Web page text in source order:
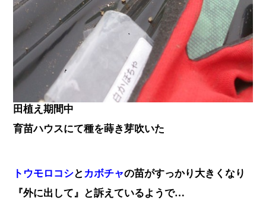
田植え期間中
育苗ハウスにて種を蒔き芽吹いた
トウモロコシとカボチャの苗がすっかり大きくなり
『外に出して』と訴えているようで…